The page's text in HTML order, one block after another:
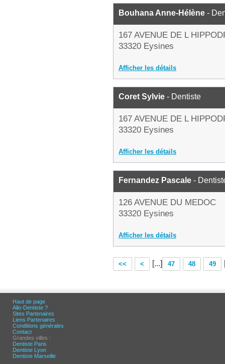
Bouhana Anne-Hélène -
167 AVENUE DE L
33320 Eysines
Afficher les détails
Coret Sylvie - Dentiste
167 AVENUE DE L
33320 Eysines
Afficher les détails
Fernandez Pascale -
126 AVENUE DU MEDOC
33320 Eysines
Afficher les détails
<< < [...] 47 48 49
Haut de page
Allo-Dentiste ?
Sites Partenaires
Liens Partenaires
Conditions générales
Contact
Grandes villes :
Dentiste Paris
Dentiste Lyon
Dentiste Marseille